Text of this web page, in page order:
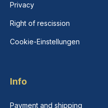
Privacy
Right of rescission
Cookie-Einstellungen
Info
Payment and shipping